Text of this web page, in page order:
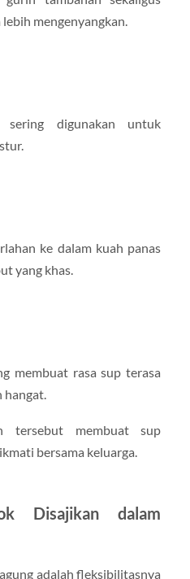
mengenyangkan.
digunakan untuk
ke dalam kuah panas
yang khas.
membuat rasa sup terasa
hangat.
tersebut membuat sup
bersama keluarga.
Disajikan dalam
adalah fleksibilitasnya